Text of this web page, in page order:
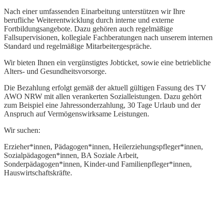
Nach einer umfassenden Einarbeitung unterstützen wir Ihre
berufliche Weiterentwicklung durch interne und externe
Fortbildungsangebote. Dazu gehören auch regelmäßige
Fallsupervisionen, kollegiale Fachberatungen nach unserem internen
Standard und regelmäßige Mitarbeitergespräche.
Wir bieten Ihnen ein vergünstigtes Jobticket, sowie eine betriebliche
Alters- und Gesundheitsvorsorge.
Die Bezahlung erfolgt gemäß der aktuell gültigen Fassung des TV
AWO NRW mit allen verankerten Sozialleistungen. Dazu gehört
zum Beispiel eine Jahressonderzahlung, 30 Tage Urlaub und der
Anspruch auf Vermögenswirksame Leistungen.
Wir suchen:
Erzieher*innen, Pädagogen*innen, Heilerziehungspfleger*innen,
Sozialpädagogen*innen, BA Soziale Arbeit,
Sonderpädagogen*innen, Kinder-und Familienpfleger*innen,
Hauswirtschaftskräfte.